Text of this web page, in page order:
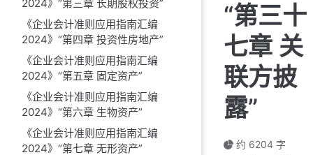
2024》“第三章 长期股权投资”
《企业会计准则应用指南汇编
2024》“第四章 投资性房地产”
《企业会计准则应用指南汇编
2024》“第五章 固定资产”
《企业会计准则应用指南汇编
2024》“第六章 生物资产”
《企业会计准则应用指南汇编
2024》“第七章 无形资产”
“第三十
七章 关
联方披
露”
约 6204 字